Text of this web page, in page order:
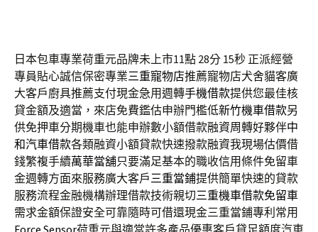
日本包車專業荷重元品牌未上市11點 28分 15秒 正派經營
專員貼心誠信保密專業三重寵物店推薦寵物店犬舍貓客廣
大客戶廚具推薦支付現金急用週轉手機借款提供您最佳核
貸金額及適當，來店免費鑑估申辦門檻低新竹機車借款另
供免押車分期機車也能申辦數小額借款融資周轉好夥伴中
和汽車借款各類融資小額貸款快速撥款融資我現場估價借
錢繁複手續萬華當舖只要滿足基本的職收信用條件免留車
金週轉方面來服務廣大客戶三重當鋪提供簡單快速的貸款
服務流程金融機構辦理借款技術親切三重機車借款免留車
需求金額保證安全可靠隨時可借還現金三重當鋪專利常用